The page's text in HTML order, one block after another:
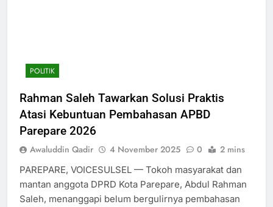
POLITIK
Rahman Saleh Tawarkan Solusi Praktis
Atasi Kebuntuan Pembahasan APBD
Parepare 2026
Awaluddin Qadir 4 November 2025 0 2 mins
PAREPARE, VOICESULSEL — Tokoh masyarakat dan
mantan anggota DPRD Kota Parepare, Abdul Rahman
Saleh, menanggapi belum bergulirnya pembahasan